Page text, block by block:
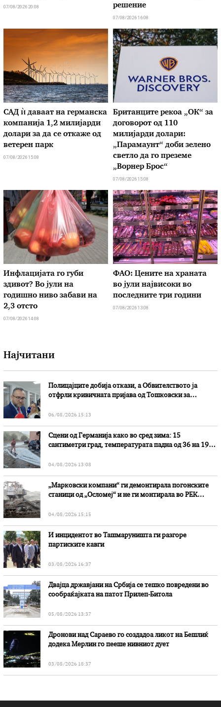
07/08/2026 20:08
решение
07/08/2026 16:08
САД ѝ даваат на германска
компанија 1,2 милијарди
долари за да се откаже од
ветерен парк
07/08/2026 15:08
Британците рекоа „ОК“ за
договорот од 110
милијарди долари:
„Парамаунт“ доби зелено
светло да го преземе
„Ворнер Брос“
07/08/2026 15:08
Инфлацијата го губи
здивот? Во јули на
годишно ниво забави на
2,3 отсто
07/08/2026 14:08
ФАО: Цените на храната
во јули највисоки во
последните три години
07/08/2026 13:08
Најчитани
Полицајците добија откази, а Обвителството ја
отфрли кривичната пријава од Тошковски за
06/08/2026 15:13
Сцени од Германија како во сред зима: 15
сантиметри град, температурата падна од 36 на 19
04/08/2026 13:08
„Марковски компани“ ги демонтирала погонските
станици од „Осломеј“ и не ги монтирала во РЕК
04/08/2026 15:15
И инцидентот во Ташмаруништa ги разгоре
партиските кавги
03/08/2026 16:37
Двајца државјани на Србија се тешко повредени во
сообраќајката на патот Прилеп-Битола
05/08/2026 13:37
Дронови над Сараево го создадоа ликот на Бешлиќ
додека Мерлин го пееше нивниот дует
03/08/2026 18:37